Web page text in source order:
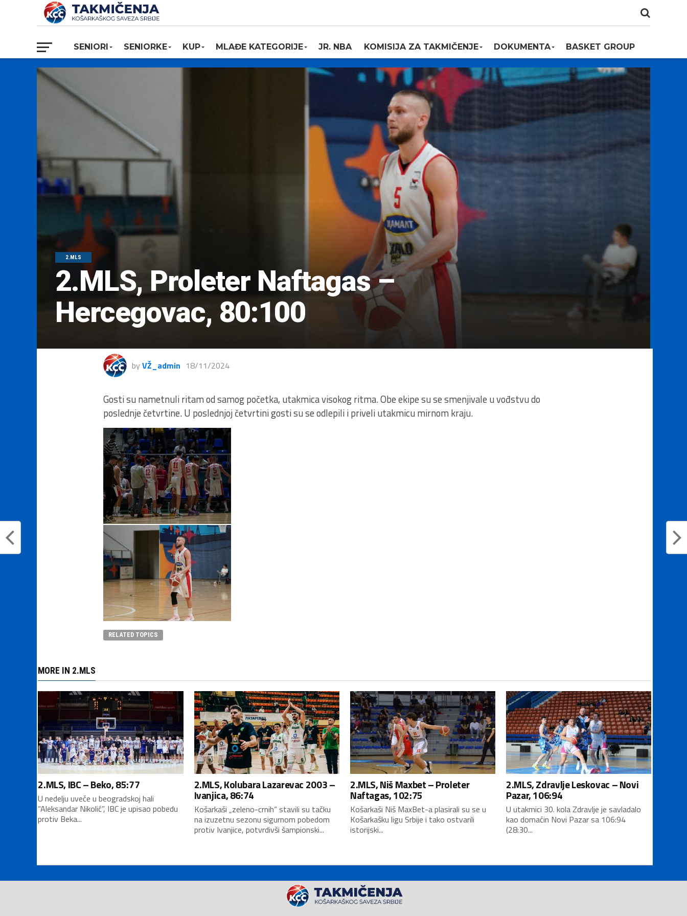
SENIORI SENIORKE KUP MLAĐE KATEGORIJE JR. NBA KOMISIJA ZA TAKMIČENJE DOKUMENTA BASKET GROUP
2.MLS
2.MLS, Proleter Naftagas –
Hercegovac, 80:100
by VŽ_admin 18/11/2024
Gosti su nametnuli ritam od samog početka, utakmica visokog ritma. Obe ekipe su se smenjivale u vođstvu do
poslednje četvrtine. U poslednjoj četvrtini gosti su se odlepili i priveli utakmicu mirnom kraju.
RELATED TOPICS
MORE IN 2.MLS
2.MLS, IBC – Beko, 85:77
U nedelju uveče u beogradskoj hali
“Aleksandar Nikolić”, IBC je upisao pobedu
protiv Beka...
2.MLS, Kolubara Lazarevac 2003 –
Ivanjica, 86:74
Košarkaši „zeleno-crnih“ stavili su tačku
na izuzetnu sezonu sigurnom pobedom
protiv Ivanjice, potvrdivši šampionski...
2.MLS, Niš Maxbet – Proleter
Naftagas, 102:75
Košarkaši Niš MaxBet-a plasirali su se u
Košarkašku ligu Srbije i tako ostvarili
istorijski...
2.MLS, Zdravlje Leskovac – Novi
Pazar, 106:94
U utakmici 30. kola Zdravlje je savladalo
kao domaćin Novi Pazar sa 106:94
(28:30...